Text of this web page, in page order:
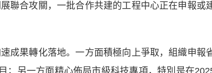
聯合攻關，一批合作共建的工程中心正在申報或
果轉化落地。一方面積極向上爭取，組織申報
；另一方面精心佈局市級科技專項，特別是在